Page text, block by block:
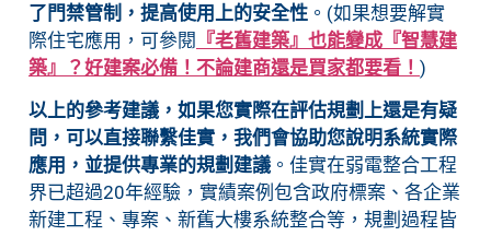
了門禁管制，提高使用上的安全性 。(如果想要解實
際住宅應用，可參閱 『老舊建築』也能變成『智慧建
築』？好建案必備！不論建商還是買家都要看！ )
以上的參考建議，如果您實際在評估規劃上還是有疑
問，可以直接聯繫佳實，我們會協助您說明系統實際
應用，並提供專業的規劃建議 。佳實在弱電整合工程
界已超過20年經驗，實績案例包含政府標案、各企業
新建工程、專案、新舊大樓系統整合等，規劃過程皆